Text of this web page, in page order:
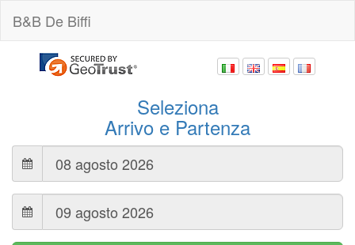
B&B De Biffi
Seleziona
Arrivo e Partenza